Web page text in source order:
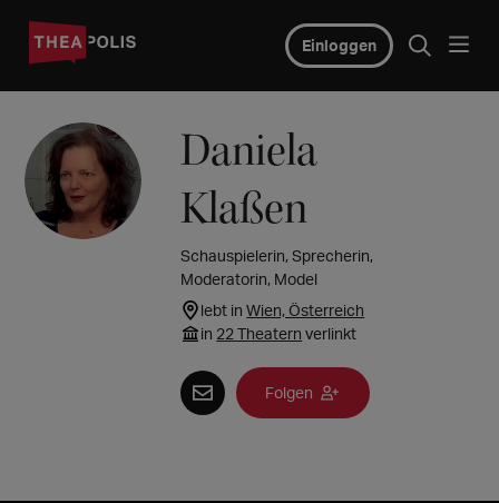
Einloggen
Daniela
Klaßen
Schauspielerin, Sprecherin,
Moderatorin, Model
lebt inWien, Österreich
in 22 Theatern verlinkt
Folgen